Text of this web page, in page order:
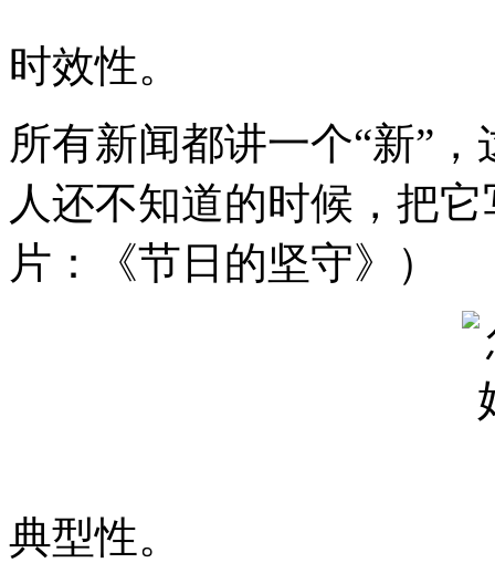
时效性。
所有新闻都讲一个“新”
人还不知道的时候，把
片：《节日的坚守》）
典型性。